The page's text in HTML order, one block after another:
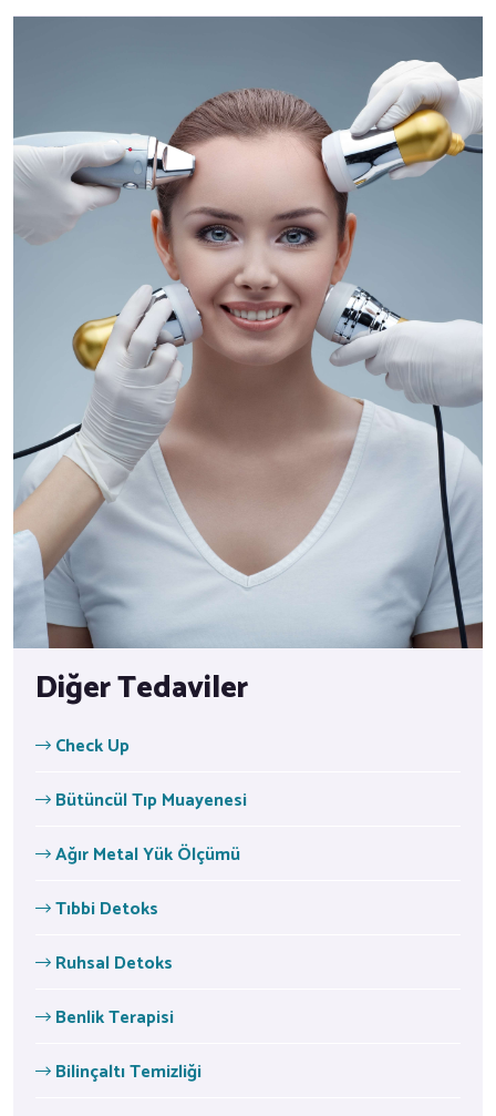
Diğer Tedaviler
Check Up
Bütüncül Tıp Muayenesi
Ağır Metal Yük Ölçümü
Tıbbi Detoks
Ruhsal Detoks
Benlik Terapisi
Bilinçaltı Temizliği